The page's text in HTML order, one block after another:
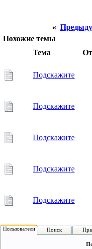
«
Похожие темы
Тема
Подскажите
Подскажите
Подскажите
Подскажите
Подскажите
Пользователи Поиск